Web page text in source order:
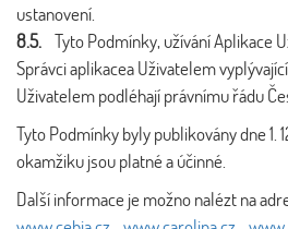
ustanovení.
8.5. Tyto Podmínky, užívání Aplikace
Správci aplikacea Uživatelem
Uživatelem podléhají právnímu řádu
Tyto Podmínky byly publikovány dne 1.
okamžiku jsou platné a účinné.
Další informace je možno nalézt na